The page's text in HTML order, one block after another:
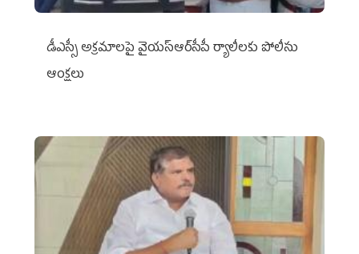
డీఎస్సీ అక్రమాలపై వైయ‌స్ఆర్‌సీపీ ర్యాలీలకు పోలీసు
ఆంక్షలు